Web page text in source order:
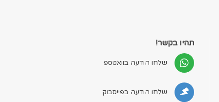
תהיו בקשר!
שלחו הודעה בוואטספ
שלחו הודעה בפייסבוק